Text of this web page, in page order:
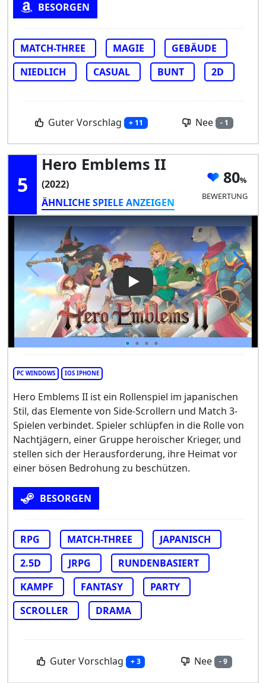
BESORGEN
MATCH-THREE MAGIE
GEBÄUDE
NIEDLICH
CASUAL BUNT 2D
Guter Vorschlag + 11 Nee - 1
5
Hero Emblems II
(2022)
ÄHNLICHE SPIELE ANZEIGEN
80
BEWERTUNG
Play Video: Hero Emblems II
PC WINDOWS IOS IPHONE
Hero Emblems II ist ein Rollenspiel im japanischen
Stil, das Elemente von Side-Scrollern und Match 3-
Spielen verbindet. Spieler schlüpfen in die Rolle von
Nachtjägern, einer Gruppe heroischer Krieger, und
stellen sich der Herausforderung, ihre Heimat vor
einer bösen Bedrohung zu beschützen.
BESORGEN
RPG MATCH-THREE
JAPANISCH
2.5D
JRPG
RUNDENBASIERT
KAMPF
FANTASY
PARTY
SCROLLER
DRAMA
Guter Vorschlag + 3 Nee - 9